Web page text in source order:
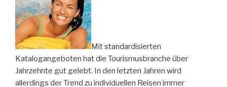
Mit standardisierten
Katalogangeboten hat die Tourismusbranche über
Jahrzehnte gut gelebt. In den letzten Jahren wird
allerdings der Trend zu individuellen Reisen immer